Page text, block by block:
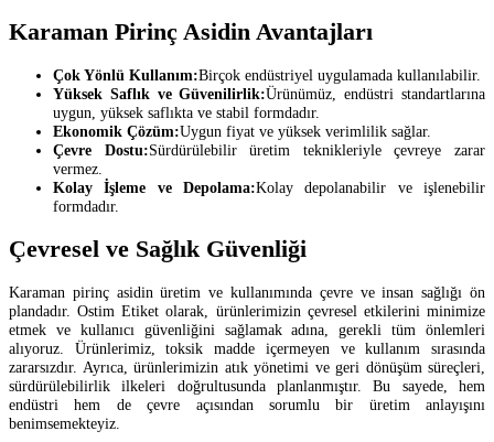
Karaman Pirinç Asidin Avantajları
Çok Yönlü Kullanım:Birçok endüstriyel uygulamada kullanılabilir.
Yüksek Saflık ve Güvenilirlik:Ürünümüz, endüstri standartlarına
uygun, yüksek saflıkta ve stabil formdadır.
Ekonomik Çözüm:Uygun fiyat ve yüksek verimlilik sağlar.
Çevre Dostu:Sürdürülebilir üretim teknikleriyle çevreye zarar
vermez.
Kolay İşleme ve Depolama:Kolay depolanabilir ve işlenebilir
formdadır.
Çevresel ve Sağlık Güvenliği
Karaman pirinç asidin üretim ve kullanımında çevre ve insan sağlığı ön
plandadır. Ostim Etiket olarak, ürünlerimizin çevresel etkilerini minimize
etmek ve kullanıcı güvenliğini sağlamak adına, gerekli tüm önlemleri
alıyoruz. Ürünlerimiz, toksik madde içermeyen ve kullanım sırasında
zararsızdır. Ayrıca, ürünlerimizin atık yönetimi ve geri dönüşüm süreçleri,
sürdürülebilirlik ilkeleri doğrultusunda planlanmıştır. Bu sayede, hem
endüstri hem de çevre açısından sorumlu bir üretim anlayışını
benimsemekteyiz.